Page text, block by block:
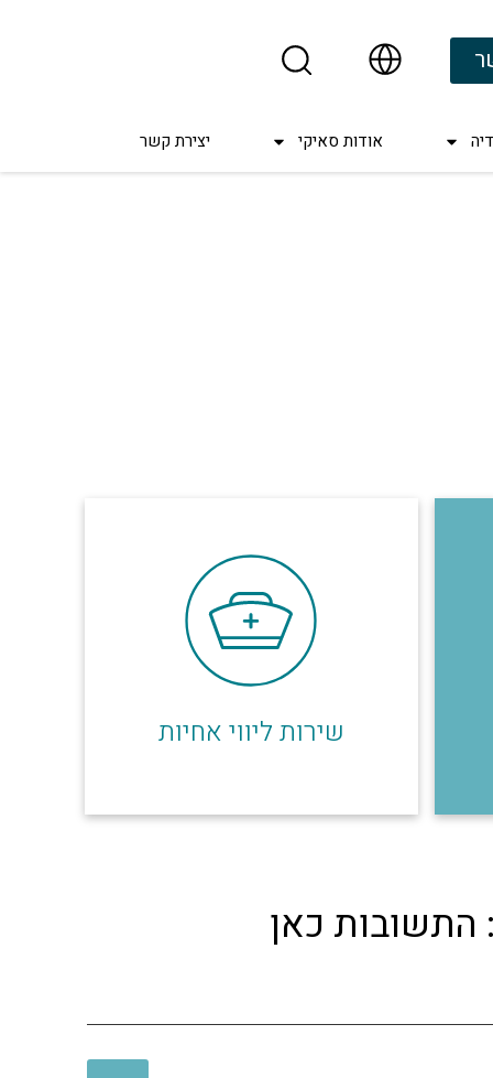
אודות סאיקי יצירת קשר
שירות ליווי אחיות
התשובות כאן